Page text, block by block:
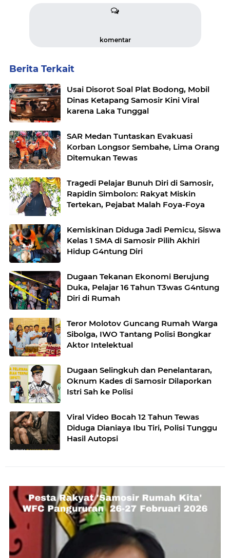
komentar
Berita Terkait
Usai Disorot Soal Plat Bodong, Mobil
Dinas Ketapang Samosir Kini Viral
karena Laka Tunggal
SAR Medan Tuntaskan Evakuasi
Korban Longsor Sembahe, Lima Orang
Ditemukan Tewas
Tragedi Pelajar Bunuh Diri di Samosir,
Rapidin Simbolon: Rakyat Miskin
Tertekan, Pejabat Malah Foya-Foya
Kemiskinan Diduga Jadi Pemicu, Siswa
Kelas 1 SMA di Samosir Pilih Akhiri
Hidup G4ntung Diri
Dugaan Tekanan Ekonomi Berujung
Duka, Pelajar 16 Tahun T3was G4ntung
Diri di Rumah
Teror Molotov Guncang Rumah Warga
Sibolga, IWO Tantang Polisi Bongkar
Aktor Intelektual
Dugaan Selingkuh dan Penelantaran,
Oknum Kades di Samosir Dilaporkan
Istri Sah ke Polisi
Viral Video Bocah 12 Tahun Tewas
Diduga Dianiaya Ibu Tiri, Polisi Tunggu
Hasil Autopsi